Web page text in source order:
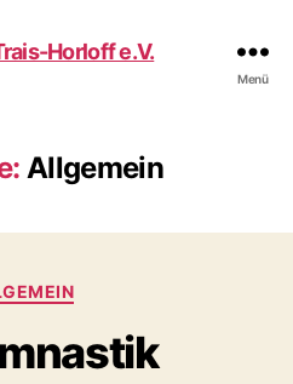
Horloff
e.V.
Menü
Allgemein
Kategorien